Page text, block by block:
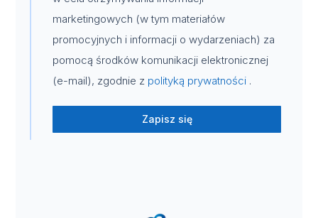
marketingowych (w tym materiałów
promocyjnych i informacji o wydarzeniach) za
pomocą środków komunikacji elektronicznej
(e-mail), zgodnie z polityką prywatności .
Zapisz się